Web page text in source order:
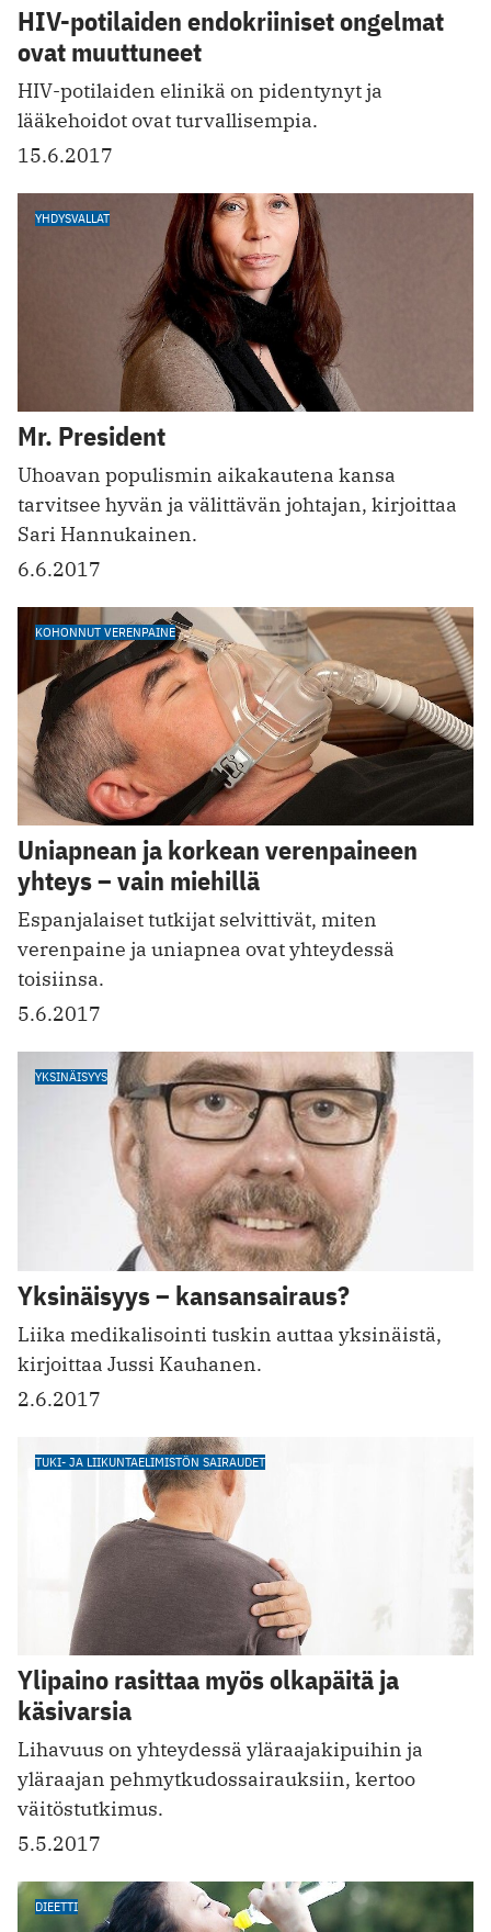
HIV-potilaiden endokriiniset ongelmat
ovat muuttuneet
HIV-potilaiden elinikä on pidentynyt ja
lääkehoidot ovat turvallisempia.
15.6.2017
YHDYSVALLAT
Mr. President
Uhoavan populismin aikakautena kansa
tarvitsee hyvän ja välittävän johtajan, kirjoittaa
Sari Hannukainen.
6.6.2017
KOHONNUT VERENPAINE
Uniapnean ja korkean verenpaineen
yhteys – vain miehillä
Espanjalaiset tutkijat selvittivät, miten
verenpaine ja uniapnea ovat yhteydessä
toisiinsa.
5.6.2017
YKSINÄISYYS
Yksinäisyys – kansansairaus?
Liika medikalisointi tuskin auttaa yksinäistä,
kirjoittaa Jussi Kauhanen.
2.6.2017
TUKI- JA LIIKUNTAELIMISTÖN SAIRAUDET
Ylipaino rasittaa myös olkapäitä ja
käsivarsia
Lihavuus on yhteydessä yläraajakipuihin ja
yläraajan pehmytkudossairauksiin, kertoo
väitöstutkimus.
5.5.2017
DIEETTI